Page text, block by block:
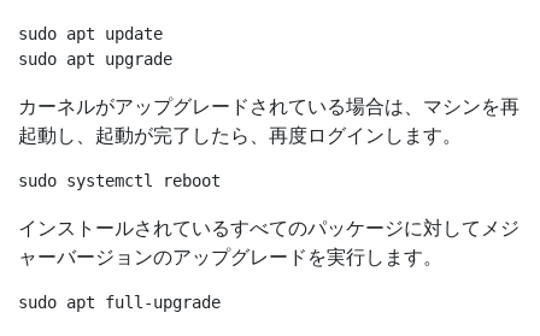
sudo apt update
カーネルがアップグレードされている場合は、マシンを再
起動し、起動が完了したら、再度ログインします。
インストールされているすべてのパッケージに対してメジ
ャーバージョンのアップグレードを実行します。